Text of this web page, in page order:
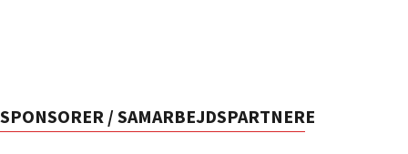
SPONSORER / SAMARBEJDSPARTNERE